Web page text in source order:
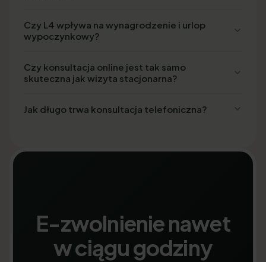
Czy L4 wpływa na wynagrodzenie i urlop
wypoczynkowy?
Czy konsultacja online jest tak samo
skuteczna jak wizyta stacjonarna?
Jak długo trwa konsultacja telefoniczna?
E-zwolnienie nawet
w ciągu godziny